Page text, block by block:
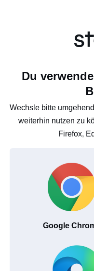
Du
Wechsle bitte
weiterhin nutzen zu
Firefox,
Google